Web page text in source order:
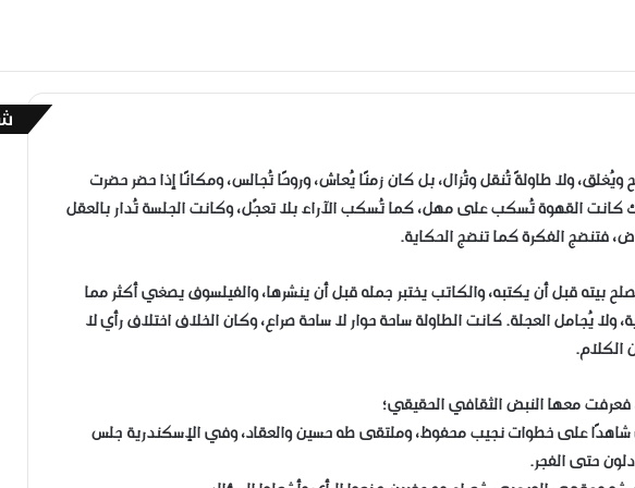
ولا طاولةً تُنقل وتُزال، بل كان زمنًا يُعاش، وروحًا تُجالس، ومكانًا إذا حضر حضرت
كانت القهوة تُسكب على مهل، كما تُسكب الآراء بلا تعجّل، وكانت الجلسة تُدار بالعقل
فتنضج الفكرة كما تنضج الحكاية.
بيته قبل أن يكتبه، والكاتب يختبر جمله قبل أن ينشرها، والفيلسوف يصغي أكثر مما
ولا يُجامل العجلة. كانت الطاولة ساحة حوار لا ساحة صراع، وكان الخلاف اختلاف رأي لا
الكلام.
فعرفت معها النبض الثقافي الحقيقي؛
على خطوات نجيب محفوظ، وملتقى طه حسين والعقاد، وفي الإسكندرية جلس
حتى الفجر.
إ